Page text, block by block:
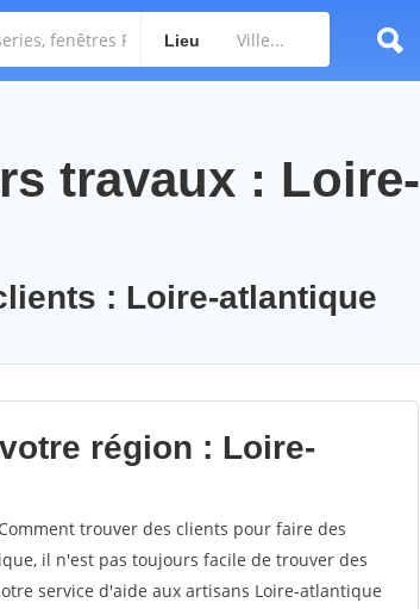
Lieu
travaux : Loire-
: Loire-atlantique
région : Loire-
trouver des clients pour faire des
il n'est pas toujours facile de trouver des
service d'aide aux artisans Loire-atlantique